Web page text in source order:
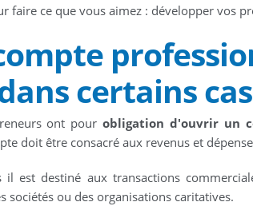
faire ce que vous aimez : développer vos
certains
ont pourobligation d'ouvrir un
doit être consacré aux revenus et
est destiné aux transactions
sociétés ou des organisations caritatives.